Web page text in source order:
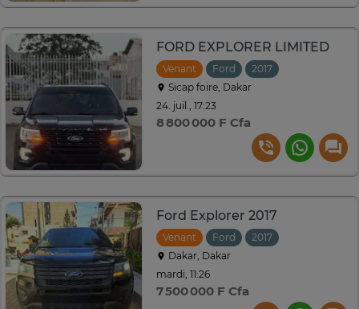
FORD EXPLORER LIMITED
Venant Ford 2017
Sicap foire, Dakar
24. juil., 17:23
8 800 000 F Cfa
Ford Explorer 2017
Venant Ford 2017
Dakar, Dakar
mardi, 11:26
7 500 000 F Cfa